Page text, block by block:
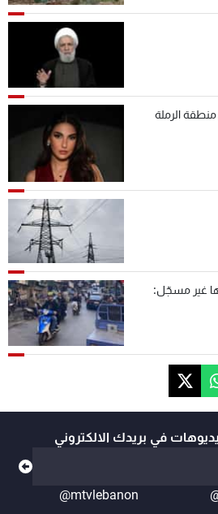
الرملة
نصفها غير مسجّل:
في بريدك الالكتروني
@mtvlebanon